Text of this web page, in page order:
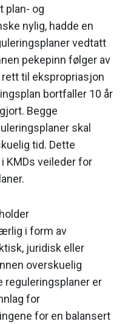
plan- og
nylig, hadde en
vedtatt
pekepinn følger av
til ekspropriasjon
bortfaller 10 år
Begge
skal
tid. Dette
KMDs veileder for
i form av
juridisk eller
overskuelig
reguleringsplaner er
for
for en balansert